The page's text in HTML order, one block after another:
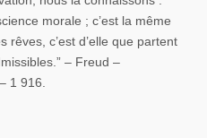
morale ; c’est la même
rêves, c’est d’elle que partent
– Freud –
– 1 916.